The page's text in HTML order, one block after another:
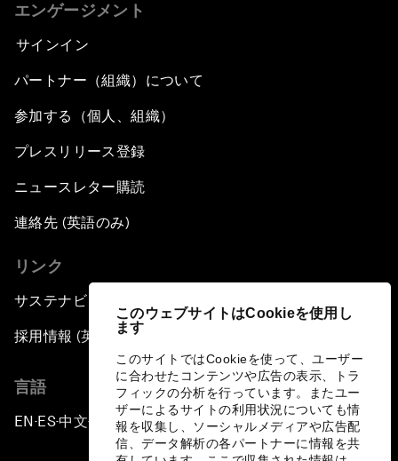
このウェブサイトはCookieを使用し
ます
このサイトではCookieを使って、ユーザー
に合わせたコンテンツや広告の表示、トラ
フィックの分析を行っています。またユー
ザーによるサイトの利用状況についても情
報を収集し、ソーシャルメディアや広告配
信、データ解析の各パートナーに情報を共
エンゲージメント
サインイン
パートナー（組織）について
参加する（個人、組織）
プレスリリース登録
ニュースレター購読
連絡先 (英語のみ)
リンク
サステナビリティへの取り組み
採用情報 (英語のみ)
言語
EN ▪ES▪中文▪ 日本語